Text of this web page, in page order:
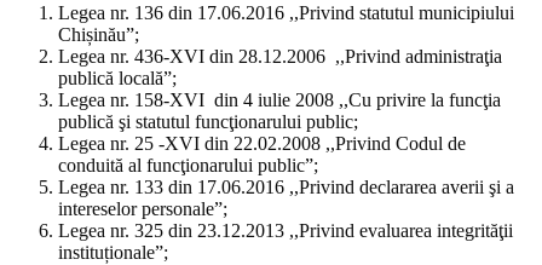
Legea nr. 136 din 17.06.2016 ,,Privind statutul municipiului
Chișinău”;
Legea nr. 436-XVI din 28.12.2006 ,,Privind administraţia
publică locală”;
Legea nr. 158-XVI din 4 iulie 2008 ,,Cu privire la funcţia
publică şi statutul funcţionarului public;
Legea nr. 25 -XVI din 22.02.2008 ,,Privind Codul de
conduită al funcţionarului public”;
Legea nr. 133 din 17.06.2016 ,,Privind declararea averii şi a
intereselor personale”;
Legea nr. 325 din 23.12.2013 ,,Privind evaluarea integrităţii
instituționale”;